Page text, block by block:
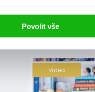
Povolit vše
videa